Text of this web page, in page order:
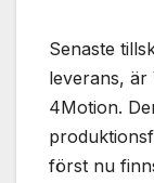
Senaste
leverans, är
4Motion.
först nu